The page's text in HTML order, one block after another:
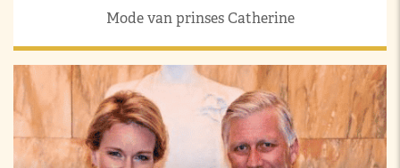
Mode van prinses Catherine